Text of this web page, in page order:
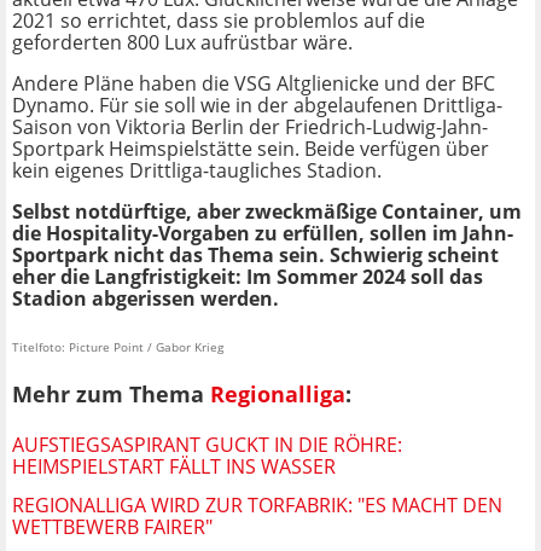
2021 so errichtet, dass sie problemlos auf die
geforderten 800 Lux aufrüstbar wäre.
Andere Pläne haben die VSG Altglienicke und der BFC
Dynamo. Für sie soll wie in der abgelaufenen Drittliga-
Saison von Viktoria Berlin der Friedrich-Ludwig-Jahn-
Sportpark Heimspielstätte sein. Beide verfügen über
kein eigenes Drittliga-taugliches Stadion.
Selbst notdürftige, aber zweckmäßige Container, um
die Hospitality-Vorgaben zu erfüllen, sollen im Jahn-
Sportpark nicht das Thema sein. Schwierig scheint
eher die Langfristigkeit: Im Sommer 2024 soll das
Stadion abgerissen werden.
Titelfoto: Picture Point / Gabor Krieg
Mehr zum Thema Regionalliga:
AUFSTIEGSASPIRANT GUCKT IN DIE RÖHRE:
HEIMSPIELSTART FÄLLT INS WASSER
REGIONALLIGA WIRD ZUR TORFABRIK: "ES MACHT DEN
WETTBEWERB FAIRER"